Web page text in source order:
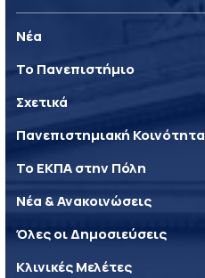
Νέα
Το Πανεπιστήμιο
Σχετικά
Πανεπιστημιακή Κοινότητα
Το ΕΚΠΑ στην Πόλη
Νέα & Ανακοινώσεις
Όλες οι Δημοσιεύσεις
Κλινικές Μελέτες